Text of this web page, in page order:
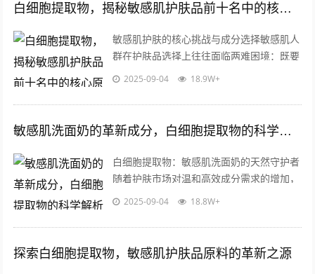
白细胞提取物，揭秘敏感肌护肤品前十名中的核心原料与科研突破
敏感肌护肤的核心挑战与成分选择敏感肌人
群在护肤品选择上往往面临两难困境：既要
避免刺激成分，又要实现修护屏障、舒缓泛
2025-09-04 18.9W+
敏感肌洗面奶的革新成分，白细胞提取物的科学解析与应用前景
白细胞提取物：敏感肌洗面奶的天然守护者
随着护肤市场对温和高效成分需求的增加，
“白细胞提取物”作为一种创新生物活性成
2025-09-04 18.8W+
探索白细胞提取物，敏感肌护肤品原料的革新之源